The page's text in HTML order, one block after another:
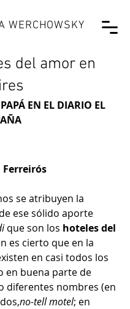
WERCHOWSKY
del amor en
EN EL DIARIO EL
Ferreirós
se atribuyen la
ese sólido aporte
que son los hoteles del
es cierto que en la
en casi todos los
en buena parte de
diferentes nombres (en
no-tell motel; en